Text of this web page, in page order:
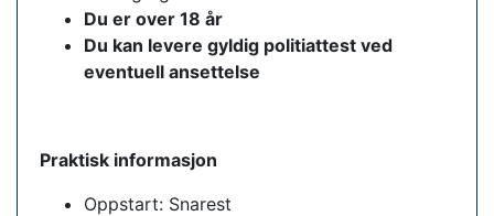
Du er over 18 år
Du kan levere gyldig politiattest ved
eventuell ansettelse
Praktisk informasjon
Oppstart: Snarest